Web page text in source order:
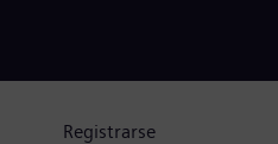
Registrarse